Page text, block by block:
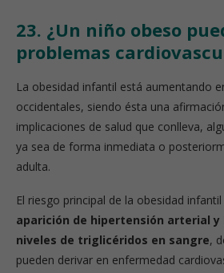
23. ¿Un niño obeso
problemas
La obesidad infantil está aumentando
occidentales, siendo ésta una
implicaciones de salud que conlleva,
ya sea de forma inmediata o
adulta.
El riesgo principal de la obesidad
aparición de hipertensión arterial y
niveles de triglicéridos en sangre,
pueden derivar en enfermedad